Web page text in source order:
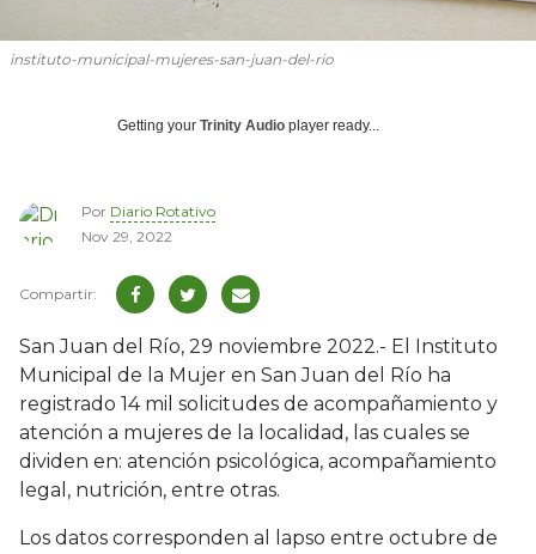
instituto-municipal-mujeres-san-juan-del-rio
Getting your Trinity Audio player ready...
Por Diario Rotativo
Nov 29, 2022
San Juan del Río, 29 noviembre 2022.- El Instituto
Municipal de la Mujer en San Juan del Río ha
registrado 14 mil solicitudes de acompañamiento y
atención a mujeres de la localidad, las cuales se
dividen en: atención psicológica, acompañamiento
legal, nutrición, entre otras.
Los datos corresponden al lapso entre octubre de